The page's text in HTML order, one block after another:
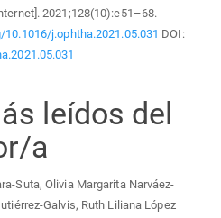
2021;128(10):e51–68.
10.1016/j.ophtha.2021.05.031 DOI:
leídos del
a
Suta, Olivia Margarita Narváez-
Galvis, Ruth Liliana López